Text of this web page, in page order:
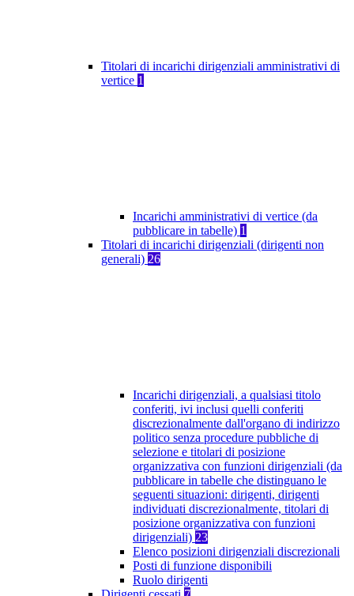
Titolari di incarichi dirigenziali amministrativi di
vertice 1
Incarichi amministrativi di vertice (da
pubblicare in tabelle) 1
Titolari di incarichi dirigenziali (dirigenti non
generali) 26
Incarichi dirigenziali, a qualsiasi titolo
conferiti, ivi inclusi quelli conferiti
discrezionalmente dall'organo di indirizzo
politico senza procedure pubbliche di
selezione e titolari di posizione
organizzativa con funzioni dirigenziali (da
pubblicare in tabelle che distinguano le
seguenti situazioni: dirigenti, dirigenti
individuati discrezionalmente, titolari di
posizione organizzativa con funzioni
dirigenziali) 23
Elenco posizioni dirigenziali discrezionali
Posti di funzione disponibili
Ruolo dirigenti